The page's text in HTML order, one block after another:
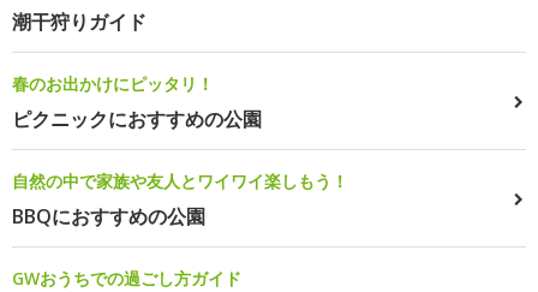
潮干狩りガイド
春のお出かけにピッタリ！
ピクニックにおすすめの公園
自然の中で家族や友人とワイワイ楽しもう！
BBQにおすすめの公園
GWおうちでの過ごし方ガイド